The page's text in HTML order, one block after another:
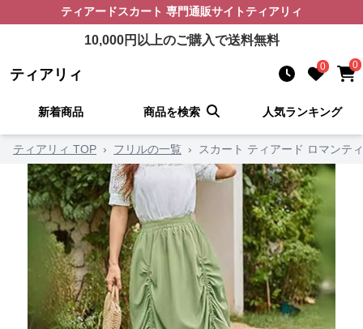
ティアードスカート 専門通販サイト ティアリィ
10,000円以上のご購入で送料無料
ティアリィ 0 0
新着商品 商品を検索 人気ランキング
ティアリィ TOP › フリルの一覧 › スカート ティアード ロマンテ